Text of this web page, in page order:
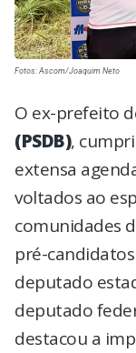
Fotos: Ascom/Joaquim Neto
O ex-prefeito
(PSDB),
extensa
voltados ao
comunidades
pré-candidatos
deputado
deputado
destacou a